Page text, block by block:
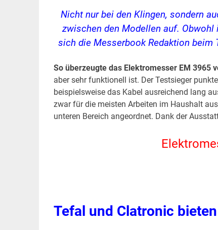
Nicht nur bei den Klingen, sondern
zwischen den Modellen auf.
sich die Messerbook Redaktion
So überzeugte das Elektromesser EM 3965
aber sehr funktionell ist. Der Testsieger
beispielsweise das Kabel ausreichend lang
zwar für die meisten Arbeiten im Haushalt
unteren Bereich angeordnet. Dank der
Tefal und Clatronic